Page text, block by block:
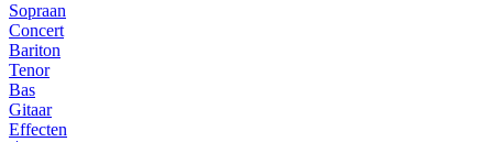
Sopraan
Concert
Bariton
Tenor
Bas
Gitaar
Effecten